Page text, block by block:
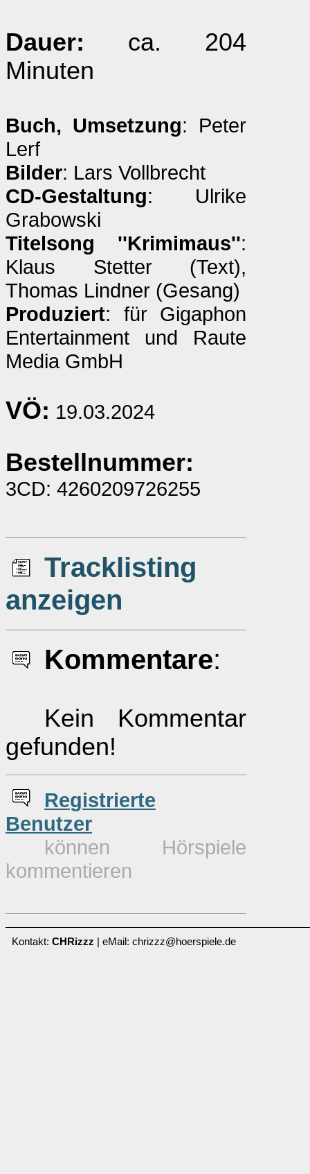
Dauer: ca. 204
Minuten
Buch, Umsetzung: Peter
Lerf
Bilder: Lars Vollbrecht
CD-Gestaltung: Ulrike
Grabowski
Titelsong ''Krimimaus'':
Klaus Stetter (Text),
Thomas Lindner (Gesang)
Produziert: für Gigaphon
Entertainment und Raute
Media GmbH
VÖ: 19.03.2024
Bestellnummer:
3CD: 4260209726255
Tracklisting
anzeigen
Kommentare:
Kein Kommentar
gefunden!
Registrierte
Benutzer
können Hörspiele
kommentieren
Kontakt: CHRizzz | eMail: chrizzz@hoerspiele.de